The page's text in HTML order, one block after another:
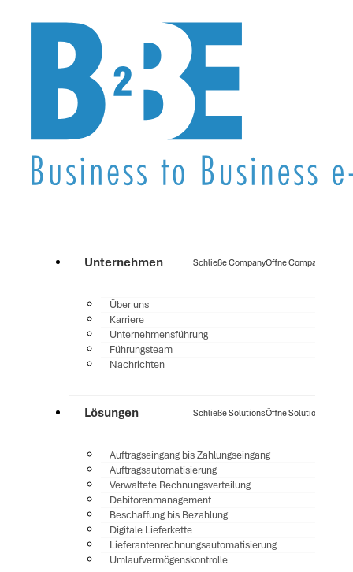
Unternehmen Schließe CompanyÖffne Company
Über uns
Karriere
Unternehmensführung
Führungsteam
Nachrichten
Lösungen Schließe SolutionsÖffne Solutions
Auftragseingang bis Zahlungseingang
Auftragsautomatisierung
Verwaltete Rechnungsverteilung
Debitorenmanagement
Beschaffung bis Bezahlung
Digitale Lieferkette
Lieferantenrechnungsautomatisierung
Umlaufvermögenskontrolle